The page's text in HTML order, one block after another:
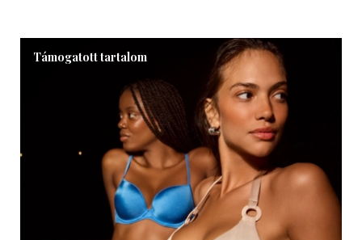
Támogatott tartalom